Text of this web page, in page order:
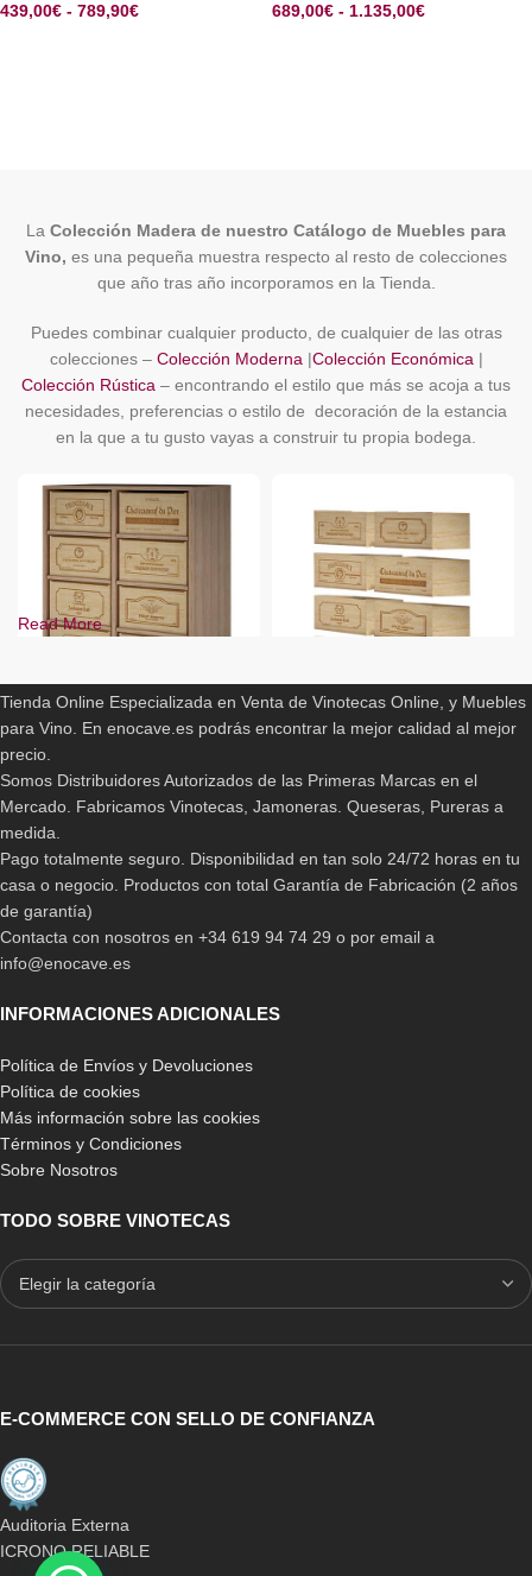
439,00€ - 789,90€ 689,00€ - 1.135,00€
La Colección Madera de nuestro Catálogo de Muebles para
Vino, es una pequeña muestra respecto al resto de colecciones
que año tras año incorporamos en la Tienda.
Puedes combinar cualquier producto, de cualquier de las otras
colecciones – Colección Moderna|Colección Económica|
Colección Rústica – encontrando el estilo que más se acoja a tus
necesidades, preferencias o estilo de decoración de la estancia
en la que a tu gusto vayas a construir tu propia bodega.
-12%
BLANCO
PINO
PINO EN ROBLE
Botellero Arganza Cajas de 12
botellas
689,00
Cajas Botellero Arganza
260,00€
-10%
PINO EN ROBLE
Mueble Botellero con cajas
de madera
409,00€ - 699,90€
PINO EN ROBLE
Madera Arganza
439,00€ - 789,90€
viviendas o estancias de particulares.
El envío de cualquiera de estos productos está incluído y además
Los muebles botelleros para vinos de nuestra colección madera
Read More
Tienda Online Especializada en Venta de Vinotecas Online, y Muebles
para Vino. En enocave.es podrás encontrar la mejor calidad al mejor
precio.
Somos Distribuidores Autorizados de las Primeras Marcas en el
Mercado. Fabricamos Vinotecas, Jamoneras. Queseras, Pureras a
medida.
Pago totalmente seguro. Disponibilidad en tan solo 24/72 horas en tu
casa o negocio. Productos con total Garantía de Fabricación (2 años
de garantía)
Contacta con nosotros en +34 619 94 74 29 o por email a
info@enocave.es
INFORMACIONES ADICIONALES
Política de Envíos y Devoluciones
Política de cookies
Más información sobre las cookies
Términos y Condiciones
Sobre Nosotros
TODO SOBRE VINOTECAS
E-COMMERCE CON SELLO DE CONFIANZA
Auditoria Externa
ICRONO RELIABLE